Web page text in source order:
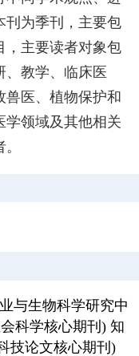
刊为季刊，主要包
，主要读者对象包
、教学、临床医
兽医、植物保护和
学领域及其他相关
与生物科学研究中
科学核心期刊) 知
技论文核心期刊)